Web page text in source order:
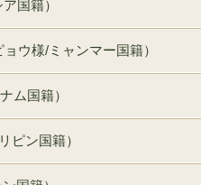
国籍）
ウ様/ミャンマー国籍）
ム国籍）
ピン国籍）